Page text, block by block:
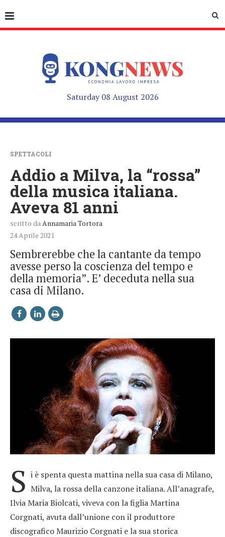
Saturday 08 August 2026
SPETTACOLI
Addio a Milva, la “rossa”
della musica italiana.
Aveva 81 anni
scritto da Annamaria Tortora
24 Aprile 2021
Sembrerebbe che la cantante da tempo
avesse perso la coscienza del tempo e
della memoria”. E’ deceduta nella sua
casa di Milano.
S i è spenta questa mattina nella sua casa di Milano,
Milva, la rossa della canzone italiana. All’anagrafe,
Ilvia Maria Biolcati, viveva con la figlia Martina
Corgnati, avuta dall’unione con il produttore
discografico Maurizio Corgnati e la sua storica